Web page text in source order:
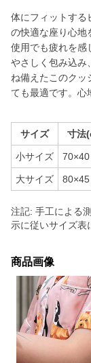
体にフィットする
の快適な座り心地
使用でも疲れを感
やさしく包み込み
ね備えたこのクッ
ても最適です。心
サイズ 寸法
小サイズ 70×40
大サイズ 80×45
注記: 手工による
示に従いサイズ表
商品画像